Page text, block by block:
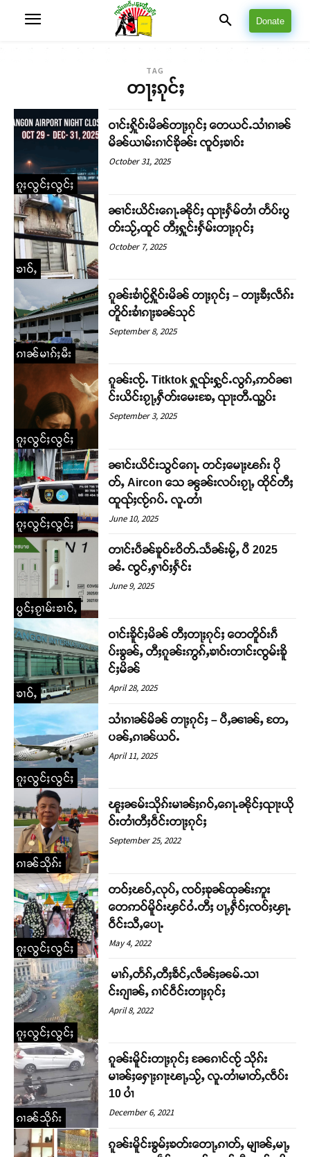
Support SHAN
တႃႇႁႂ်ႈသဵင်ၵၢင်ၸႂ်ၵူၼ်းမိူင်း ၵူႈတီႈၵူႈလႅၼ်ပေႃးတေၸွ
Donate
TAG
တႃႈၵုင်ႈ
ၵူႈလွင်ႈလွင်ႈ
ဝၢင်းႁိူဝ်းမိၼ်တႃႈၵုင်ႈ တေယင်ႉသၢႆၵၢၼ်
မိၼ်ယၢမ်းၵၢင်ၶိုၼ်း ၸူဝ်ႈၶၢဝ်း
October 31, 2025
ၶၢဝ်ႇ
ၼၢင်းယိင်းၵေႃႉၼိုင်ႈ ၺႃးႁႅမ်တၢႆ တႅပ်းပွ
တ်းသႂ်ႇထူင် တီႈႁူင်းႁႅမ်းတႃႈၵုင်ႈ
October 7, 2025
ၵၢၼ်မၢၵ်ႈမီး
ၵူၼ်းၶၢႆဝႂ်ႁိူဝ်းမိၼ် တႃႈၵုင်ႈ – တႃႈၶီႈလဵၵ်း
တိူဝ်းၶၢႆၵႃႈၶၼ်သုင်
September 8, 2025
ၵူႈလွင်ႈလွင်ႈ
ၵူၼ်းၸႂ်ႉ Titktok ႁူၺ်းႁွင်ႉလွၵ်ႇဢဝ်ၼၢ
င်းယိင်းၵႂႃႇႁဵတ်းမေးၶႄႇ ၺႃးတီႉၺွပ်း
September 3, 2025
ၵူႈလွင်ႈလွင်ႈ
ၼၢင်းယိင်းသွင်ၵေႃႉ တင်ႈမေႃႈၽၵ်း ပို
တ်ႇ Aircon သေ ၼွၼ်းလပ်းၵႂႃႇ ထိုင်တီႈ
ထူၺ်ႈၸႂ်ၵပ်ႉ လူႉတၢႆ
June 10, 2025
ပွင်ႈၵႂၢမ်းၶၢဝ်ႇ
တၢင်းပဵၼ်ၶူဝ်ႊဝိတ်ႉသႅၼ်းမႂ်ႇ ပီ 2025
ၼႆႉ ၸွင်ႇႁၢဝ်ႈႁႅင်း
June 9, 2025
ၶၢဝ်ႇ
ဝၢင်းၶိူင်ႈမိၼ် တီႈတႃႈၵုင်ႈ တေတိူဝ်းၵဵ
ပ်းၶွၼ်ႇ တီႈၵူၼ်းဢွၵ်ႇၶၢဝ်းတၢင်းၸွမ်းၶိူ
င်ႈမိၼ်
April 28, 2025
ၵူႈလွင်ႈလွင်ႈ
သၢႆၵၢၼ်မိၼ် တႃႈၵုင်ႈ – ပီႇၼၢၼ်ႇ တႄႇ
ပၼ်ႇၵၢၼ်ယဝ်ႉ
April 11, 2025
ၵၢၼ်သိုၵ်း
ၽူႈၼမ်းသိုၵ်းမၢၼ်ႈၵဝ်ႇၵေႃႉၼိုင်ႈၺႃးယို
ဝ်းတၢႆတီႈဝဵင်းတႃႈၵုင်ႈ
September 25, 2022
ၵူႈလွင်ႈလွင်ႈ
တဝ်ႈၽဝ်ႇလုပ်ႇ ၸဝ်ႈၶုၼ်ထုၼ်းဢူး
တေဢဝ်မိူဝ်းၾင်ဝႆႉတီႈ ပႃႇႁဵဝ်ႈၸဝ်ႈၾႃႉ
ဝဵင်းသီႇပေႃႉ
May 4, 2022
ၵူႈလွင်ႈလွင်ႈ
မၢၵ်ႇတႅၵ်ႇတီႈၶဵင်ႇလဵၼ်ႈၼမ်ႉသၢ
င်းၵျၢၼ်ႇ ၵၢင်ဝဵင်းတႃႈၵုင်ႈ
April 8, 2022
ၵၢၼ်သိုၵ်း
ၵူၼ်းမိူင်းတႃႈၵုင်ႈ ၼႄၵၢင်ၸႂ် သိုၵ်း
မၢၼ်ႈႁေႃႈၵႃးၽႃႇသႂ်ႇ လူႉတၢႆမၢတ်ႇၸဵပ်း
10 ပၢႆ
December 6, 2021
ၵူၼ်းမိူင်းၶွမ်ႈၶတ်းတေႃႇၵၢတ်ႇ မျၢၼ်ႇမႃႇ